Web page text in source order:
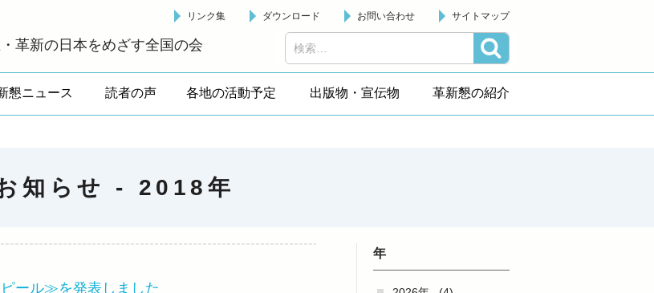
革新の日本をめざす全国の会
リンク集 ダウンロード お問い合わせ サイトマップ
懇ニュース 読者の声 各地の活動予定 出版物・宣伝物 革新懇の紹介
知らせ - 2018年
ール≫を発表しました
年